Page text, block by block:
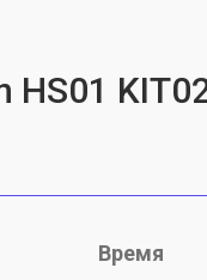
HS01
Время